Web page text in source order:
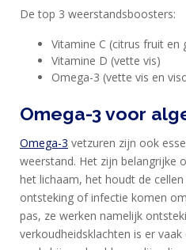
De top 3 weerstandsboosters:
Vitamine C (citrus fruit en
Vitamine D (vette vis)
Omega-3 (vette vis en
Omega-3 voor
Omega-3 vetzuren zijn ook
weerstand. Het zijn belangrijke
het lichaam, het houdt de
ontsteking of infectie komen
pas, ze werken namelijk
verkoudheidsklachten is er